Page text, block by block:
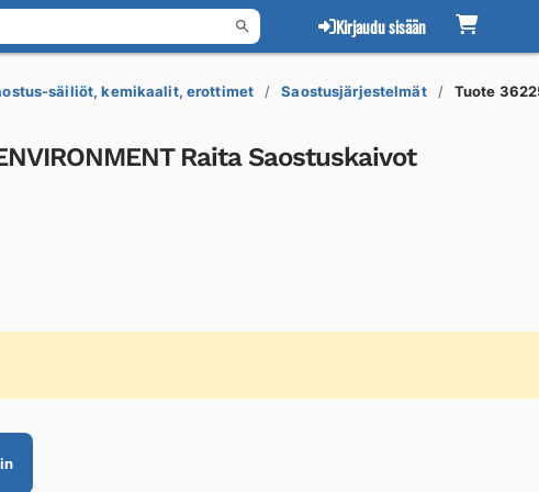
Kirjaudu sisään
säiliöt, kemikaalit, erottimet Saostusjärjestelmät Tuote
Raita Saostuskaivot